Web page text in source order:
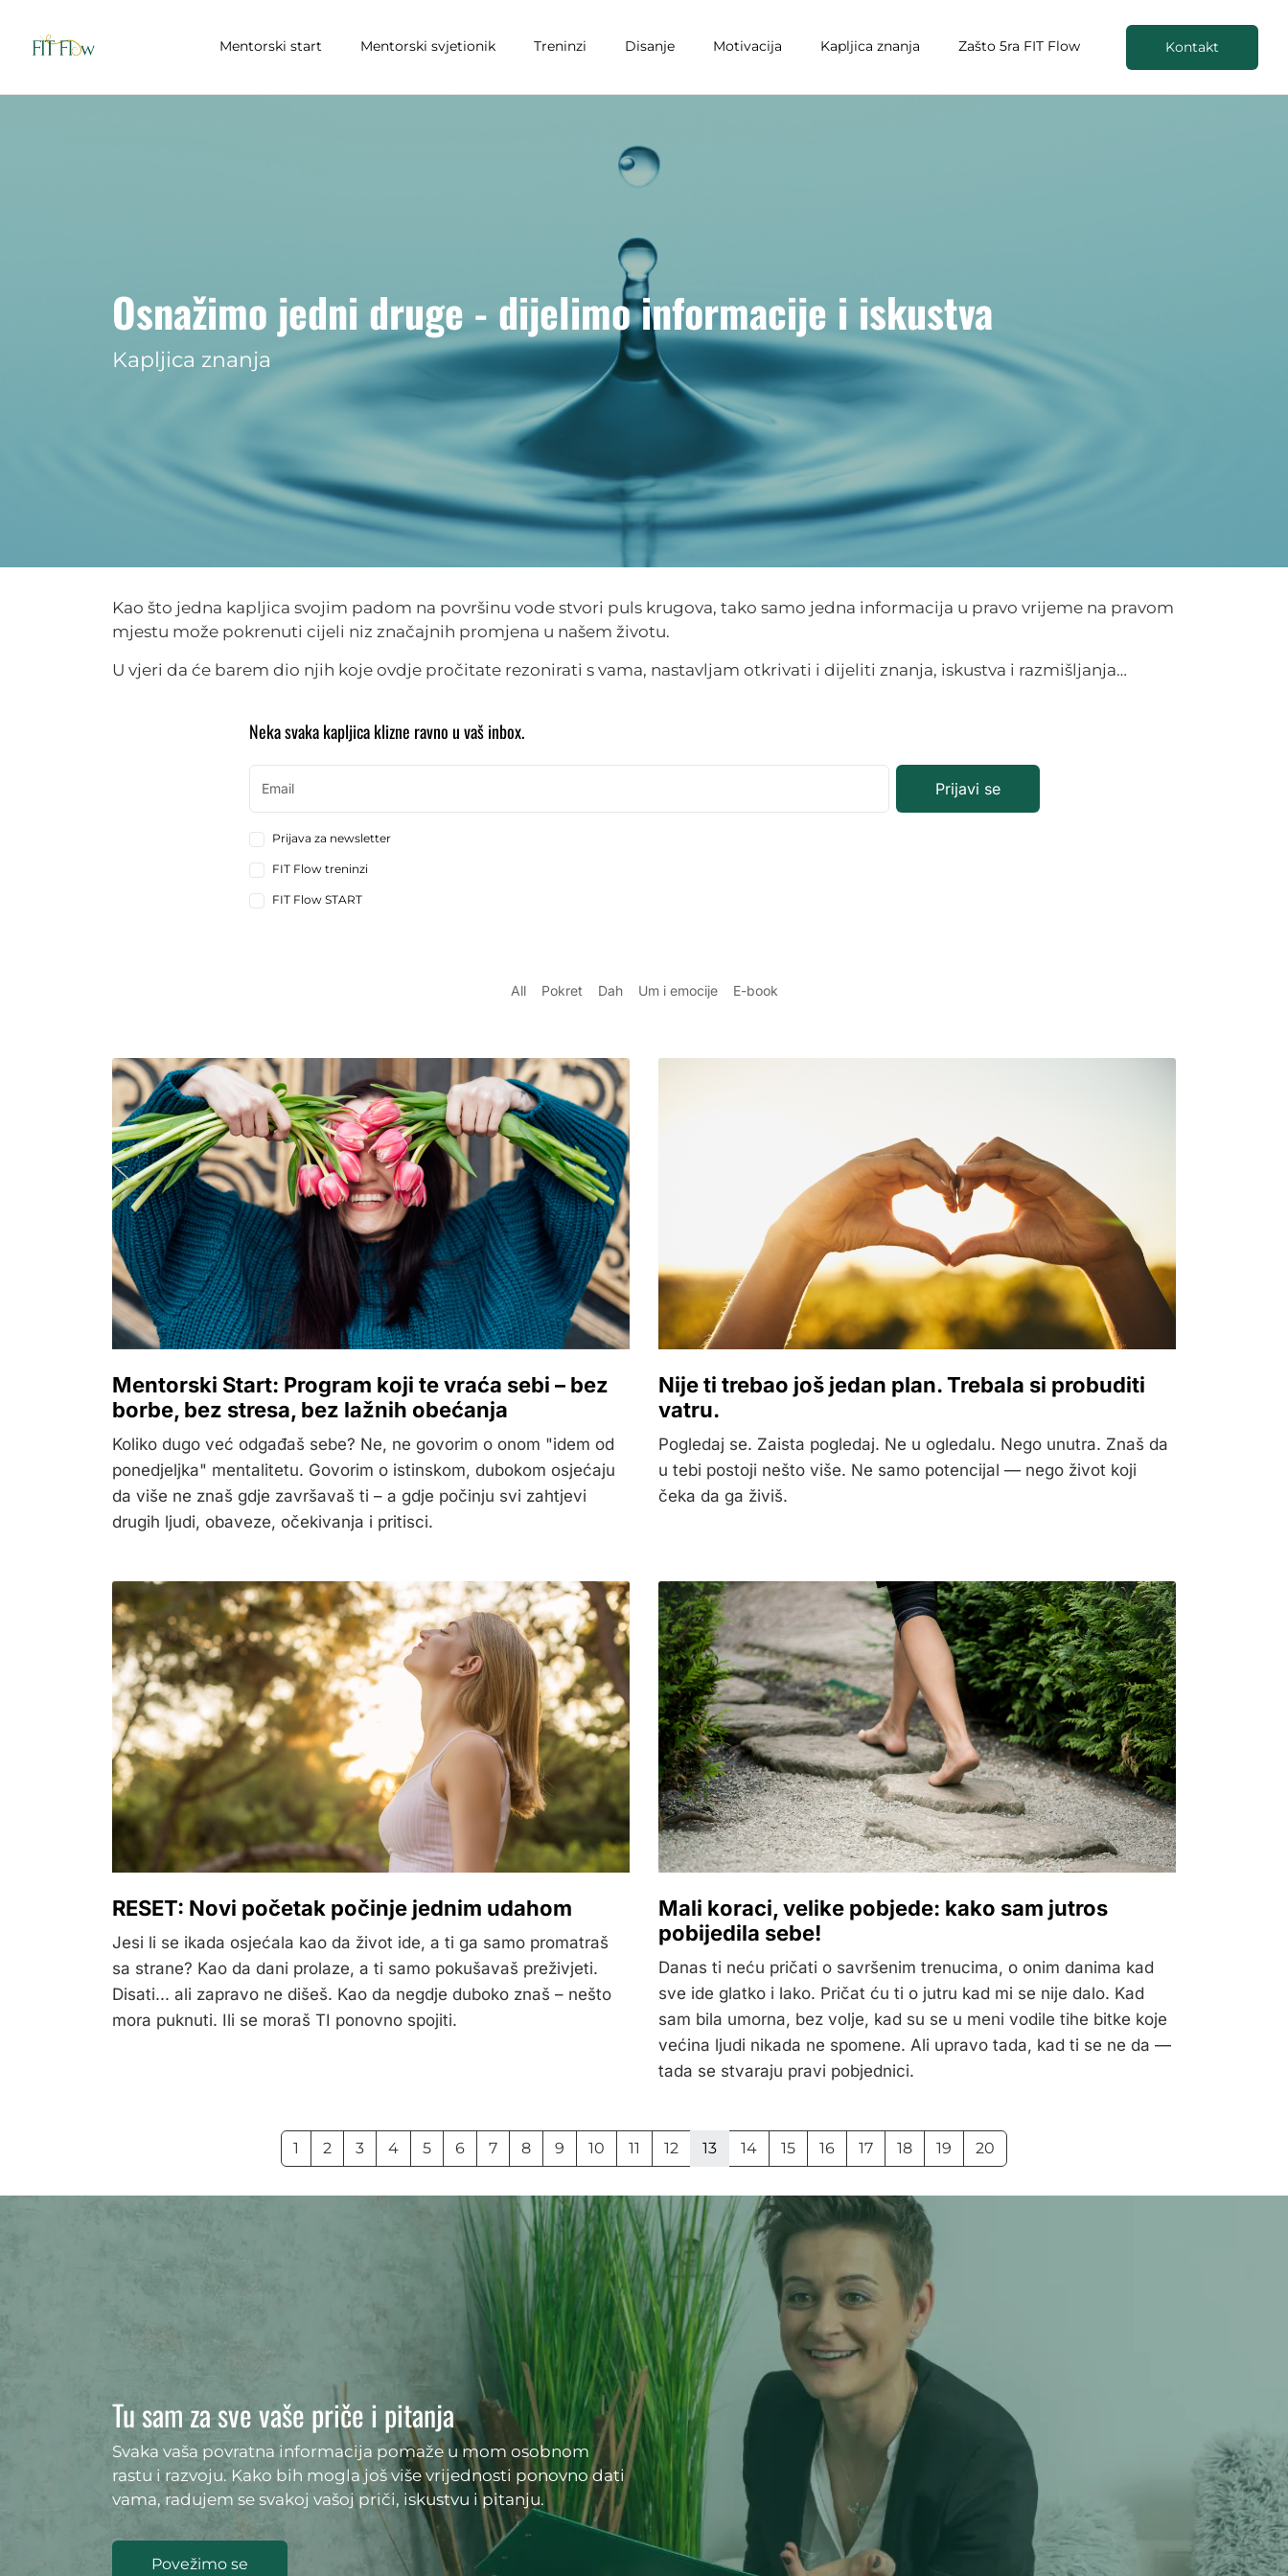
Mentorski start Mentorski svjetionik Treninzi Disanje Motivacija Kapljica znanja Zašto 5ra FIT Flow Kontakt
Osnažimo jedni druge - dijelimo informacije i iskustva
Kapljica znanja
Kao što jedna kapljica svojim padom na površinu vode stvori puls krugova, tako samo jedna informacija u pravo vrijeme na pravom
mjestu može pokrenuti cijeli niz značajnih promjena u našem životu.
U vjeri da će barem dio njih koje ovdje pročitate rezonirati s vama, nastavljam otkrivati i dijeliti znanja, iskustva i razmišljanja…
Neka svaka kapljica klizne ravno u vaš inbox.
Prijavi se
Prijava za newsletter
FIT Flow treninzi
FIT Flow START
All Pokret Dah Um i emocije E-book
Mentorski Start: Program koji te vraća sebi – bez
borbe, bez stresa, bez lažnih obećanja
Koliko dugo već odgađaš sebe? Ne, ne govorim o onom "idem od
ponedjeljka" mentalitetu. Govorim o istinskom, dubokom osjećaju
da više ne znaš gdje završavaš ti – a gdje počinju svi zahtjevi
drugih ljudi, obaveze, očekivanja i pritisci.
Nije ti trebao još jedan plan. Trebala si probuditi
vatru.
Pogledaj se. Zaista pogledaj. Ne u ogledalu. Nego unutra. Znaš da
u tebi postoji nešto više. Ne samo potencijal — nego život koji
čeka da ga živiš.
RESET: Novi početak počinje jednim udahom
Jesi li se ikada osjećala kao da život ide, a ti ga samo promatraš
sa strane? Kao da dani prolaze, a ti samo pokušavaš preživjeti.
Disati... ali zapravo ne dišeš. Kao da negdje duboko znaš – nešto
mora puknuti. Ili se moraš TI ponovno spojiti.
Mali koraci, velike pobjede: kako sam jutros
pobijedila sebe!
Danas ti neću pričati o savršenim trenucima, o onim danima kad
sve ide glatko i lako. Pričat ću ti o jutru kad mi se nije dalo. Kad
sam bila umorna, bez volje, kad su se u meni vodile tihe bitke koje
većina ljudi nikada ne spomene. Ali upravo tada, kad ti se ne da —
tada se stvaraju pravi pobjednici.
1 2 3 4 5 6 7 8 9 10 11 12 13 14 15 16 17 18 19 20
Tu sam za sve vaše priče i pitanja
Svaka vaša povratna informacija pomaže u mom osobnom
rastu i razvoju. Kako bih mogla još više vrijednosti ponovno dati
vama, radujem se svakoj vašoj priči, iskustvu i pitanju.
Povežimo se